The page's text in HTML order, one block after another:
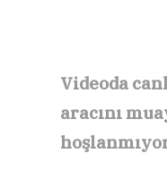
Videoda
aracını